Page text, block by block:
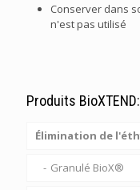
Conserver dans
n'est pas utilisé
Produits BioXTEND:
Élimination de
Granulé BioX®